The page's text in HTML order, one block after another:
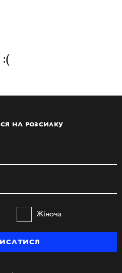
:(
НА РОЗСИЛКУ
Жіноча